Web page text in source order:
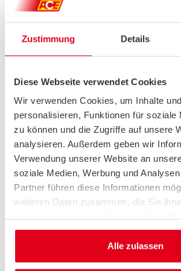
Zustimmung Details
Diese Webseite verwendet Cookies
Wir verwenden Cookies, um Inhalte
personalisieren, Funktionen für soziale
zu können und die Zugriffe auf unsere
analysieren. Außerdem geben wir
Verwendung unserer Website an
soziale Medien, Werbung und
Partner führen diese Informationen
weiteren Daten zusammen, die Sie
gesammelt haben.
Alle zulassen
Mitgliedervorteil
ACE-MITGLIEDERVORTEILE
ACE-Clubvorteile: exklusive
Mitglieder-Rabatte. Diese machen Ihre
wertvoller.